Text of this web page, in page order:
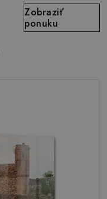
Zobraziť
ponuku